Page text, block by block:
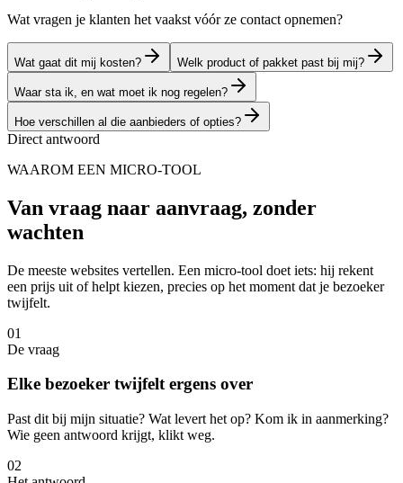
Wat vragen je klanten het vaakst vóór ze contact opnemen?
Wat gaat dit mij kosten? Welk product of pakket past bij mij?
Waar sta ik, en wat moet ik nog regelen?
Hoe verschillen al die aanbieders of opties?
Direct antwoord
WAAROM EEN MICRO-TOOL
Van vraag naar aanvraag, zonder
wachten
De meeste websites vertellen. Een micro-tool doet iets: hij rekent
een prijs uit of helpt kiezen, precies op het moment dat je bezoeker
twijfelt.
01
De vraag
Elke bezoeker twijfelt ergens over
Past dit bij mijn situatie? Wat levert het op? Kom ik in aanmerking?
Wie geen antwoord krijgt, klikt weg.
02